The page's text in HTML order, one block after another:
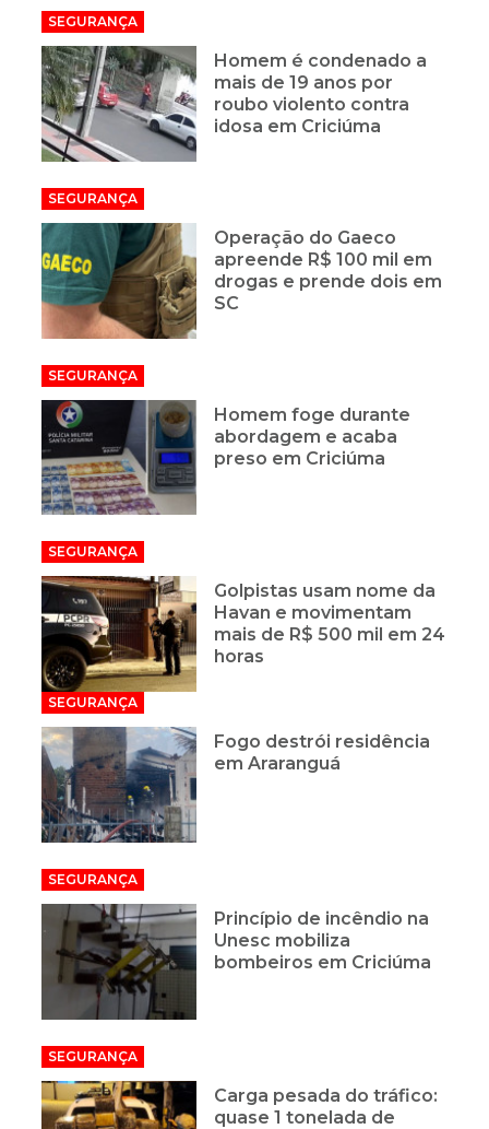
SEGURANÇA
Homem é condenado a
mais de 19 anos por
roubo violento contra
idosa em Criciúma
SEGURANÇA
Operação do Gaeco
apreende R$ 100 mil em
drogas e prende dois em
SC
SEGURANÇA
Homem foge durante
abordagem e acaba
preso em Criciúma
SEGURANÇA
Golpistas usam nome da
Havan e movimentam
mais de R$ 500 mil em 24
horas
SEGURANÇA
Fogo destrói residência
em Araranguá
SEGURANÇA
Princípio de incêndio na
Unesc mobiliza
bombeiros em Criciúma
SEGURANÇA
Carga pesada do tráfico:
quase 1 tonelada de